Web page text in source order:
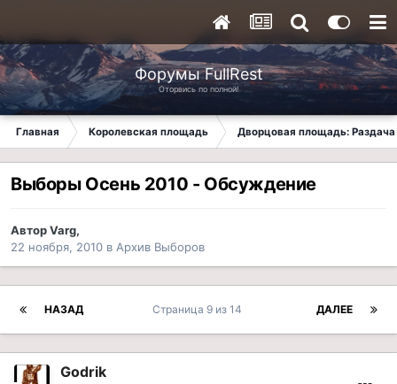
Форумы FullRest
Оторвись по полной!
Главная Королевская площадь Дворцовая площадь: Раздача
Выборы Осень 2010 - Обсуждение
АвторVarg,
22 ноября, 2010 в Архив Выборов
НАЗАД ДАЛЕЕ
Страница 9 из 14
Godrik